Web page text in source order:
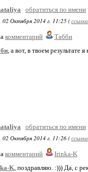
обратиться по имени
02 Октября 2014 г. 11:25 (ссылка
комментарий
Табби
, а вот, в твоем результате
обратиться по имени
02 Октября 2014 г. 11:26 (ссылка
комментарий
Irinka-K
K, поздравляю. :))) Да, с